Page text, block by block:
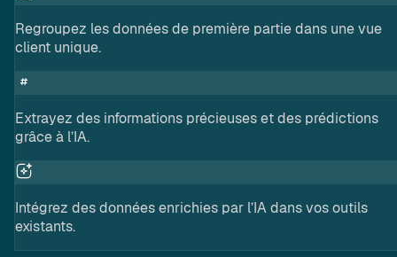
Regroupez les données de première partie dans une vue
client unique.
Extrayez des informations précieuses et des prédictions
grâce à l’IA.
Intégrez des données enrichies par l’IA dans vos outils
existants.